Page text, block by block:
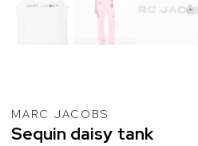
MARC JACOBS
Sequin daisy tank